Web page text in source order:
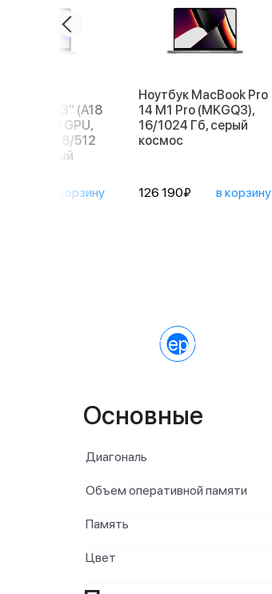
Neo 13" (A18
СPU/5С GPU,
MHFC4, 8/512
в корзину
Ноутбук MacBook Pro
14 M1 Pro (MKGQ3),
16/1024 Гб, серый
космос
126 190₽ в корзину
Характеристики
Основные
Диагональ
Объем оперативной памяти
Память
Цвет